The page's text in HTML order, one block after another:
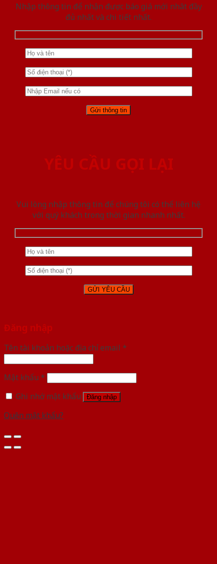
Nhập thông tin để nhận được báo giá mới nhât đầy
đủ nhất và chi tiết nhất.
YÊU CẦU GỌI LẠI
Vui lòng nhập thông tin để chúng tôi có thể liên hệ
với quý khách trong thời gian nhanh nhất.
Đăng nhập
Tên tài khoản hoặc địa chỉ email *
Mật khẩu *
Ghi nhớ mật khẩu
Đăng nhập
Quên mật khẩu?